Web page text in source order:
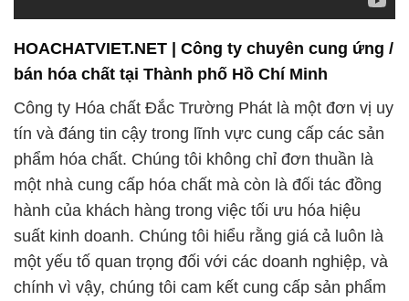
HOACHATVIET.NET | Công ty chuyên cung ứng /
bán hóa chất tại Thành phố Hồ Chí Minh
Công ty Hóa chất Đắc Trường Phát là một đơn vị uy
tín và đáng tin cậy trong lĩnh vực cung cấp các sản
phẩm hóa chất. Chúng tôi không chỉ đơn thuần là
một nhà cung cấp hóa chất mà còn là đối tác đồng
hành của khách hàng trong việc tối ưu hóa hiệu
suất kinh doanh. Chúng tôi hiểu rằng giá cả luôn là
một yếu tố quan trọng đối với các doanh nghiệp, và
chính vì vậy, chúng tôi cam kết cung cấp sản phẩm